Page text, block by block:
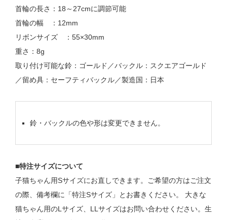
首輪の長さ：18～27cmに調節可能
首輪の幅 ：12mm
リボンサイズ ：55×30mm
重さ：8g
取り付け可能な鈴：ゴールド／バックル：スクエアゴールド
／留め具：セーフティバックル／製造国：日本
鈴・バックルの色や形は変更できません。
■特注サイズについて
子猫ちゃん用Sサイズにお直しできます。ご希望の方はご注文
の際、備考欄に「特注Sサイズ」とお書きください。 大きな
猫ちゃん用のLサイズ、LLサイズはお問い合わせください。生